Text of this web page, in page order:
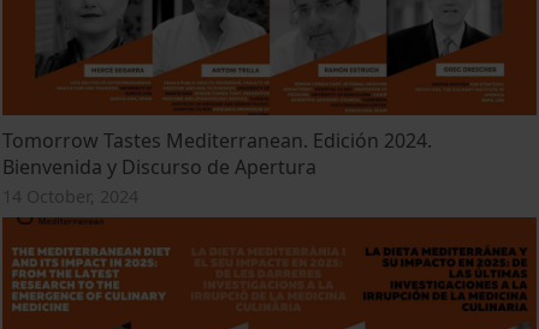
Tomorrow Tastes Mediterranean. Edición 2024.
Bienvenida y Discurso de Apertura
14 October, 2024